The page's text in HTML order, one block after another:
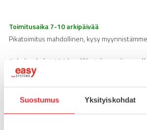
Suostumus Yksityiskohdat
Toimitusaika 7-10 arkipäivää
Pikatoimitus mahdollinen, kysy
Toimituskulut 25€ kun lähetyksen pituus alle
Yli 1900mm toimitus 50€ ja yli 3000mm
Tuotenumero201024
Osastot